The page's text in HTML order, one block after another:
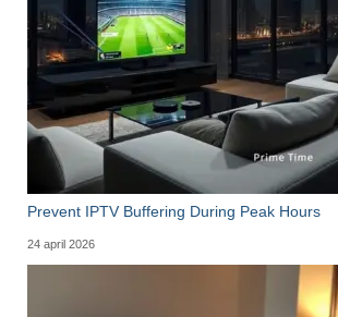
Prevent IPTV Buffering During Peak Hours
24 april 2026